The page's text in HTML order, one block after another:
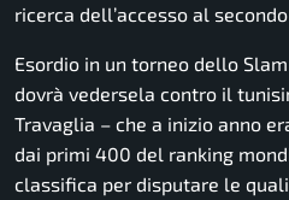
ricerca dell’accesso al secondo
Esordio in un torneo dello
dovrà vedersela contro il
Travaglia – che a inizio anno
dai primi 400 del ranking
classifica per disputare le